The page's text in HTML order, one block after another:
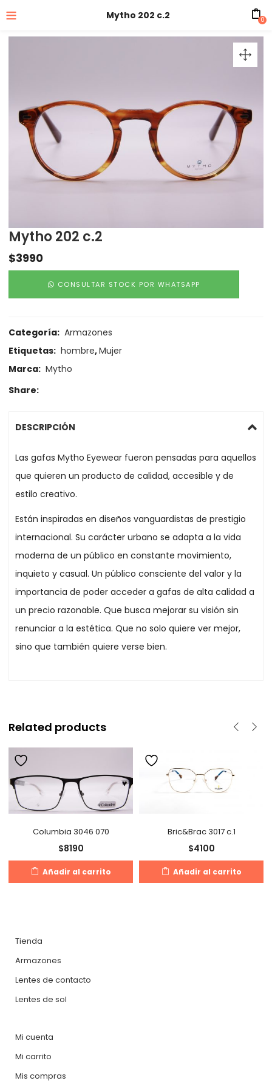
Mytho 202 c.2 0
Mytho 202 c.2
$3990
CONSULTAR STOCK POR WHATSAPP
Categoría: Armazones
Etiquetas: hombre,Mujer
Marca: Mytho
Share:
DESCRIPCIÓN
Las gafas Mytho Eyewear fueron pensadas para aquellos
que quieren un producto de calidad, accesible y de
estilo creativo.
Están inspiradas en diseños vanguardistas de prestigio
internacional. Su carácter urbano se adapta a la vida
moderna de un público en constante movimiento,
inquieto y casual. Un público consciente del valor y la
importancia de poder acceder a gafas de alta calidad a
un precio razonable. Que busca mejorar su visión sin
renunciar a la estética. Que no solo quiere ver mejor,
sino que también quiere verse bien.
Related products
Columbia 3046 070
$8190
Añadir al carrito
Bric&Brac 3017 c.1
$4100
Añadir al carrito
Tienda
Armazones
Lentes de contacto
Lentes de sol
Mi cuenta
Mi carrito
Mis compras